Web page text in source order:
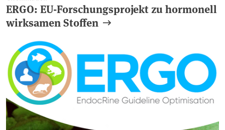
ERGO: EU-Forschungsprojekt zu hormonell
wirksamen Stoffen